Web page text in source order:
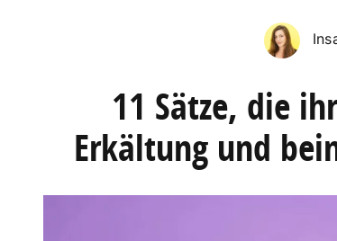
11 Sätze, die
Erkältung und